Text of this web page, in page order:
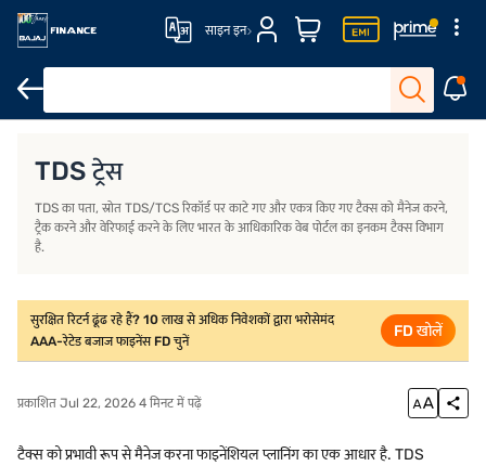
साइन इन
TDS ट्रेस
TDS का पता, स्रोत TDS/TCS रिकॉर्ड पर काटे गए और एकत्र किए गए टैक्स को मैनेज करने,
ट्रैक करने और वेरिफाई करने के लिए भारत के आधिकारिक वेब पोर्टल का इनकम टैक्स विभाग
है.
सुरक्षित रिटर्न ढूंढ रहे हैं? 10 लाख से अधिक निवेशकों द्वारा भरोसेमंद
AAA-रेटेड बजाज फाइनेंस FD चुनें
FD खोलें
प्रकाशित Jul 22, 2026 4 मिनट में पढ़ें
टैक्स को प्रभावी रूप से मैनेज करना फाइनेंशियल प्लानिंग का एक आधार है. TDS